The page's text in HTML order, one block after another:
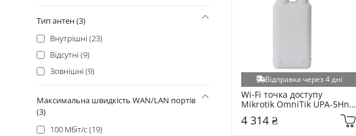
Тип антен (3)
Внутрішні (23)
Відсутні (9)
Зовнішні (9)
Максимальна швидкість WAN/LAN портів
(3)
100 Мбіт/с (19)
Відправка через 4 дні
Wi-Fi точка доступу
Mikrotik OmniTik UPA-5HnD
White
4 314 ₴